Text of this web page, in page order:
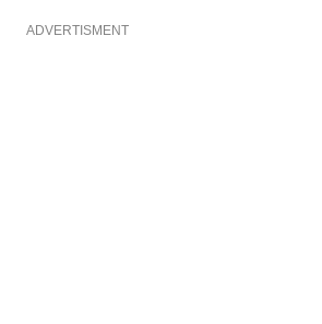
ADVERTISMENT